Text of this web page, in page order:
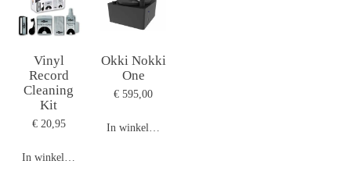
Vinyl
Record
Cleaning
Kit
€ 20,95
In winkelwagen
Okki Nokki
One
€ 595,00
In winkelwagen